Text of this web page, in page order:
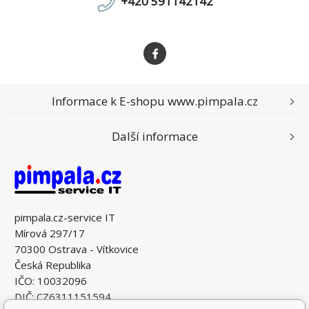
pimpala.cz-service IT
Mírová 297/17
70300 Ostrava - Vítkovice
Česká Republika
IČO: 10032096
DIČ: CZ6311151594
Informace k E-shopu www.pimpala.cz
Další informace